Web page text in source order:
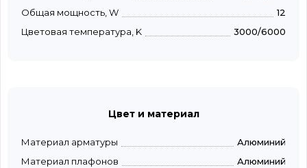
Общая мощность, W
12
Цветовая температура, K
3000/6000
Цвет и материал
Материал арматуры
Алюминий
Материал плафонов
Алюминий